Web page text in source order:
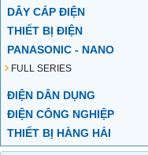
DÂY CÁP ĐIỆN
THIẾT BỊ ĐIỆN
PANASONIC - NANO
FULL SERIES
ĐIỆN DÂN DỤNG
ĐIỆN CÔNG NGHIỆP
THIẾT BỊ HÀNG HẢI